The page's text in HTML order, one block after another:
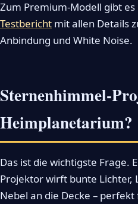
Zum Premium-Modell gibt
Testbericht mit allen Details
Anbindung und White Noise.
Sternenhimmel-
Heimplanetarium?
Das ist die wichtigste Frage.
Projektor wirft bunte Lichter,
Nebel an die Decke –